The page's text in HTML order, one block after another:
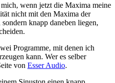
wenn jetzt die Maxima meine
nicht mit den Maxima der
knapp daneben liegen,
Programme, mit denen ich
kann. Wer es selber
von Esser Audio.